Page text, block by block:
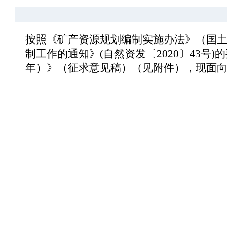
按照《矿产资源规划编制实施办法》（国
制工作的通知》(自然资发〔2020〕43号)
年）》（征求意见稿）（见附件），现面